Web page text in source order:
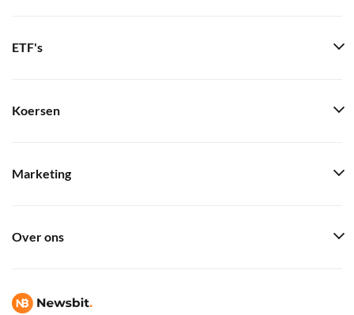
ETF's
Koersen
Marketing
Over ons